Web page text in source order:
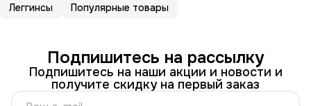
Леггинсы Популярные товары
Подпишитесь на рассылку
Подпишитесь на наши акции и новости и
получите скидку на первый заказ